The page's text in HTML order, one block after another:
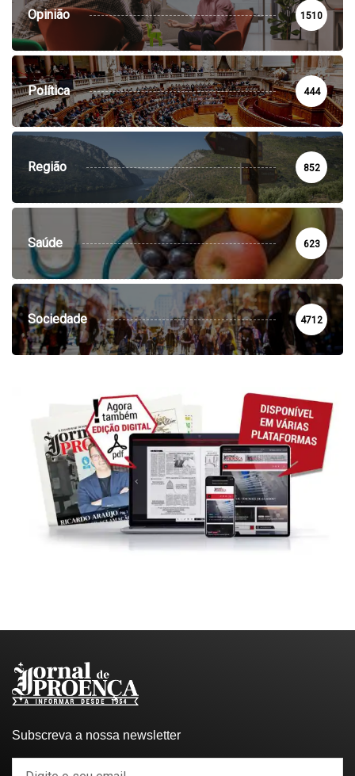
Opinião 1510
Política 444
Região 852
Saúde 623
Sociedade 4712
Subscreva a nossa newsletter